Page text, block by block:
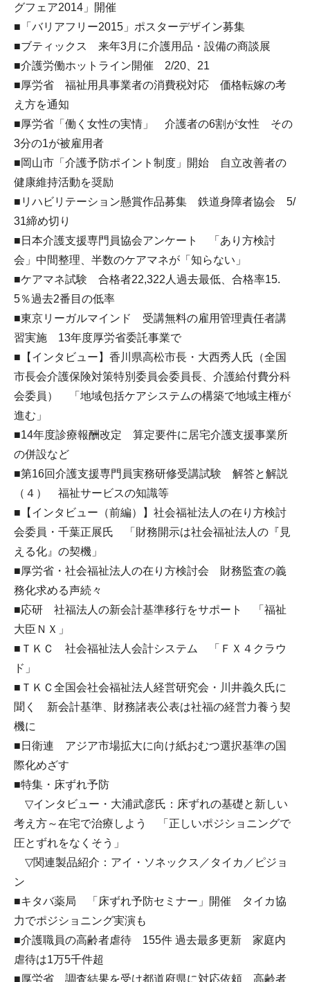
グフェア2014」開催
■「バリアフリー2015」ポスターデザイン募集
■ブティックス 来年3月に介護用品・設備の商談展
■介護労働ホットライン開催 2/20、21
■厚労省 福祉用具事業者の消費税対応 価格転嫁の考
え方を通知
■厚労省「働く女性の実情」 介護者の6割が女性 その
3分の1が被雇用者
■岡山市「介護予防ポイント制度」開始 自立改善者の
健康維持活動を奨励
■リハビリテーション懸賞作品募集 鉄道身障者協会 5/
31締め切り
■日本介護支援専門員協会アンケート 「あり方検討
会」中間整理、半数のケアマネが「知らない」
■ケアマネ試験 合格者22,322人過去最低、合格率15.
5％過去2番目の低率
■東京リーガルマインド 受講無料の雇用管理責任者講
習実施 13年度厚労省委託事業で
■【インタビュー】香川県高松市長・大西秀人氏（全国
市長会介護保険対策特別委員会委員長、介護給付費分科
会委員） 「地域包括ケアシステムの構築で地域主権が
進む」
■14年度診療報酬改定 算定要件に居宅介護支援事業所
の併設など
■第16回介護支援専門員実務研修受講試験 解答と解説
（４） 福祉サービスの知識等
■【インタビュー（前編）】社会福祉法人の在り方検討
会委員・千葉正展氏 「財務開示は社会福祉法人の『見
える化』の契機」
■厚労省・社会福祉法人の在り方検討会 財務監査の義
務化求める声続々
■応研 社福法人の新会計基準移行をサポート 「福祉
大臣ＮＸ」
■ＴＫＣ 社会福祉法人会計システム 「ＦＸ４クラウ
ド」
■ＴＫＣ全国会社会福祉法人経営研究会・川井義久氏に
聞く 新会計基準、財務諸表公表は社福の経営力養う契
機に
■日衛連 アジア市場拡大に向け紙おむつ選択基準の国
際化めざす
■特集・床ずれ予防
▽インタビュー・大浦武彦氏：床ずれの基礎と新しい
考え方～在宅で治療しよう 「正しいポジショニングで
圧とずれをなくそう」
▽関連製品紹介：アイ・ソネックス／タイカ／ピジョ
ン
■キタバ薬局 「床ずれ予防セミナー」開催 タイカ協
力でポジショニング実演も
■介護職員の高齢者虐待 155件 過去最多更新 家庭内
虐待は1万5千件超
■厚労省 調査結果を受け都道府県に対応依頼 高齢者